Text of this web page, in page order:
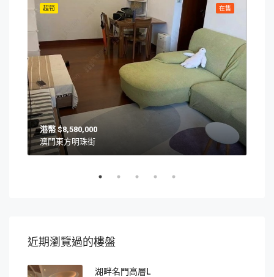
在售
超筍
$8,580,000
澳門東方明珠街
近期瀏覽過的樓盤
湖畔名門高層L